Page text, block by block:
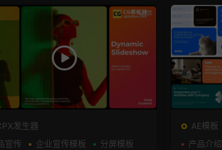
发生器
宣传
企业宣传模板 分屏模板
AE模板
产品介绍